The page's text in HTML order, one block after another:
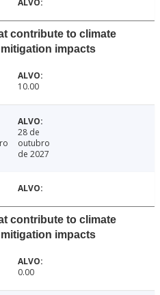
contribute to climate
impacts
10.00
28 de
outubro
de 2027
contribute to climate
impacts
0.00